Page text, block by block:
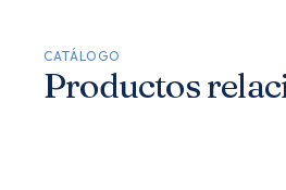
CATÁLOGO
Productos